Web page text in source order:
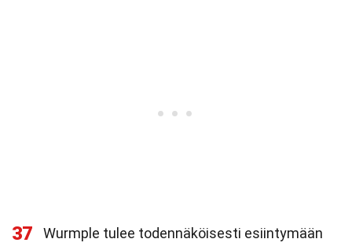
37
Wurmple tulee todennäköisesti esiintymään